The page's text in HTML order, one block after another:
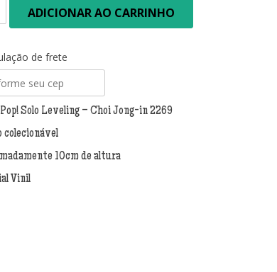
ADICIONAR AO CARRINHO
de frete
Solo Leveling – Choi Jong-in 2269
colecionável
10cm de altura
Vinil